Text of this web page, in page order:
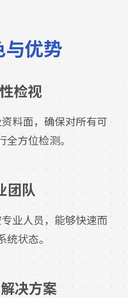
与优势
检视
料面，确保对所有可
全方位检测。
团队
业人员，能够快速而
统状态。
决方案